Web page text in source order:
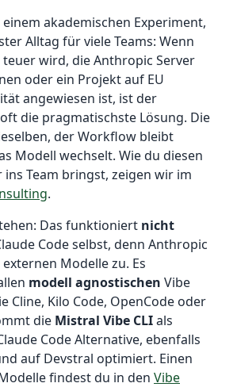
akademischen Experiment,
Alltag für viele Teams: Wenn
teuer wird, die Anthropic Server
oder ein Projekt auf EU
angewiesen ist, ist der
die pragmatischste Lösung. Die
der Workflow bleibt
Modell wechselt. Wie du diesen
ins Team bringst, zeigen wir im
.
Das funktioniert nicht
Code selbst, denn Anthropic
Modelle zu. Es
modell agnostischen Vibe
Cline, Kilo Code, OpenCode oder
die Mistral Vibe CLIals
Code Alternative, ebenfalls
auf Devstral optimiert. Einen
findest du in den Vibe